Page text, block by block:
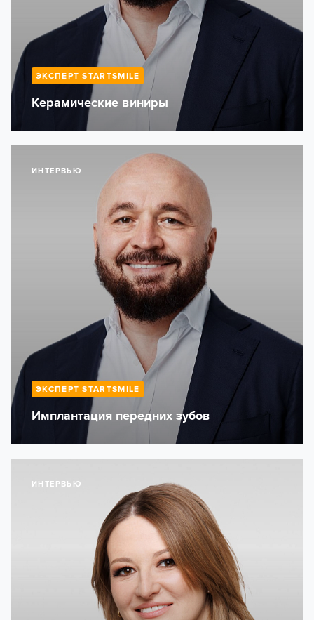
ЭКСПЕРТ STARTSMILE
Керамические виниры
ИНТЕРВЬЮ
ЭКСПЕРТ STARTSMILE
Имплантация передних зубов
ИНТЕРВЬЮ